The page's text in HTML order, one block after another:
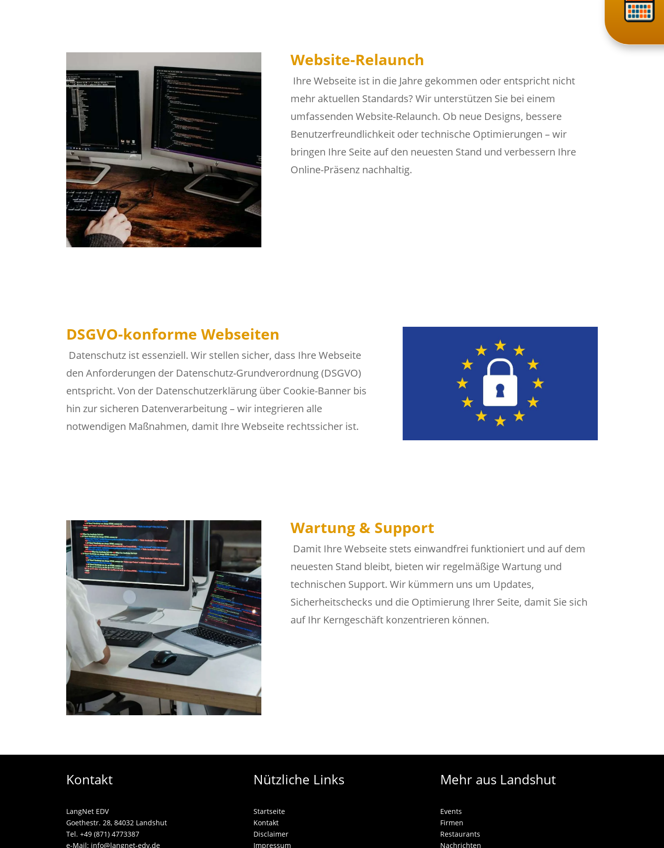
Website-Relaunch
Ihre Webseite ist in die Jahre gekommen oder entspricht nicht
mehr aktuellen Standards? Wir unterstützen Sie bei einem
umfassenden Website-Relaunch. Ob neue Designs, bessere
Benutzerfreundlichkeit oder technische Optimierungen – wir
bringen Ihre Seite auf den neuesten Stand und verbessern Ihre
Online-Präsenz nachhaltig.
DSGVO-konforme Webseiten
Datenschutz ist essenziell. Wir stellen sicher, dass Ihre Webseite
den Anforderungen der Datenschutz-Grundverordnung (DSGVO)
entspricht. Von der Datenschutzerklärung über Cookie-Banner bis
hin zur sicheren Datenverarbeitung – wir integrieren alle
notwendigen Maßnahmen, damit Ihre Webseite rechtssicher ist.
Wartung & Support
Damit Ihre Webseite stets einwandfrei funktioniert und auf dem
neuesten Stand bleibt, bieten wir regelmäßige Wartung und
technischen Support. Wir kümmern uns um Updates,
Sicherheitschecks und die Optimierung Ihrer Seite, damit Sie sich
auf Ihr Kerngeschäft konzentrieren können.
Kontakt
LangNet EDV
Goethestr. 28, 84032 Landshut
Tel. +49 (871) 4773387
e-Mail: info@langnet-edv.de
Nützliche Links
Startseite
Kontakt
Disclaimer
Impressum
Mehr aus Landshut
Events
Firmen
Restaurants
Nachrichten